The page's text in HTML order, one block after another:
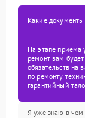
Какие документы
На этапе приема
ремонт вам
обязательств на
по ремонту
гарантийный
Я уже знаю в чем